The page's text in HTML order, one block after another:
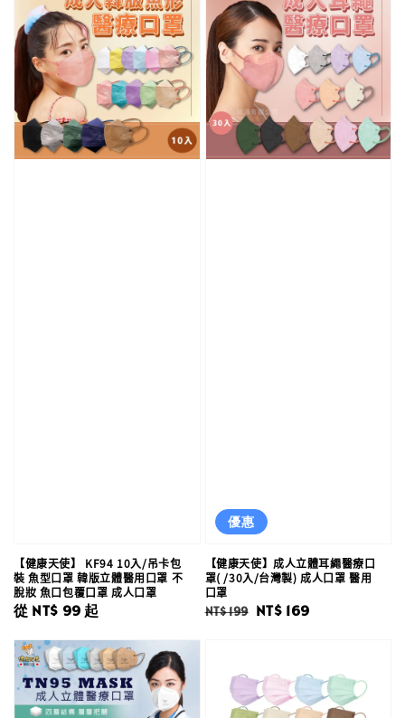
【健康天使】 KF94 10入/吊卡包
裝 魚型口罩 韓版立體醫用口罩 不
脫妝 魚口包覆口罩 成人口罩
Regular
從 NT$ 99 起
優惠
【健康天使】成人立體耳繩醫療口
罩( /30入/台灣製) 成人口罩 醫用
口罩
Regular
NT$ 199 Sale
NT$ 169